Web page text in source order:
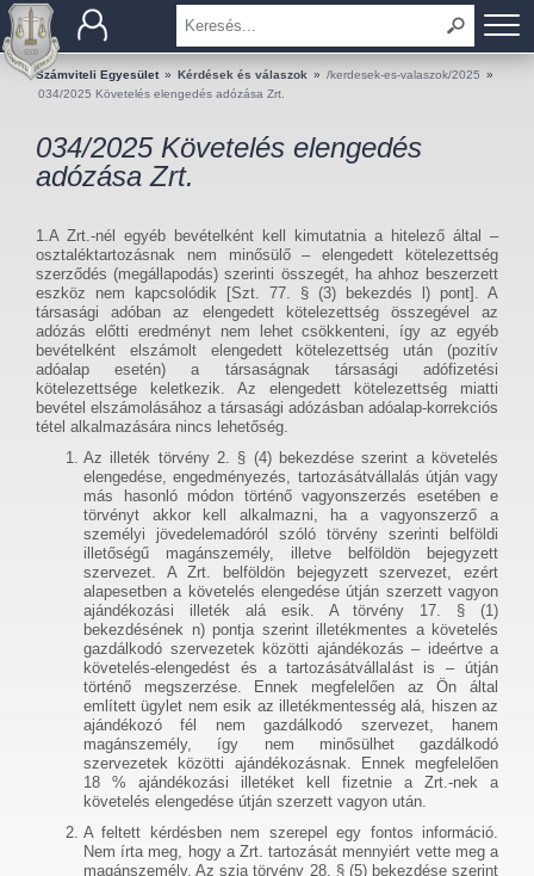
BEMUTATKOZÁS
TAGOK
OKTATÁS
KÉRDÉSEK ÉS VÁLASZOK
TUDÁSTÁR
KIADVÁNYOK
KAPCSOLAT
Számviteli Egyesület » Kérdések és válaszok » /kerdesek-es-valaszok/2025 »
034/2025 Követelés elengedés adózása Zrt.
034/2025 Követelés elengedés
adózása Zrt.
1.A Zrt.-nél egyéb bevételként kell kimutatnia a hitelező által –
osztaléktartozásnak nem minősülő – elengedett kötelezettség
szerződés (megállapodás) szerinti összegét, ha ahhoz beszerzett
eszköz nem kapcsolódik [Szt. 77. § (3) bekezdés l) pont]. A
társasági adóban az elengedett kötelezettség összegével az
adózás előtti eredményt nem lehet csökkenteni, így az egyéb
bevételként elszámolt elengedett kötelezettség után (pozitív
adóalap esetén) a társaságnak társasági adófizetési
kötelezettsége keletkezik. Az elengedett kötelezettség miatti
bevétel elszámolásához a társasági adózásban adóalap-korrekciós
tétel alkalmazására nincs lehetőség.
Az illeték törvény 2. § (4) bekezdése szerint a követelés
elengedése, engedményezés, tartozásátvállalás útján vagy
más hasonló módon történő vagyonszerzés esetében e
törvényt akkor kell alkalmazni, ha a vagyonszerző a
személyi jövedelemadóról szóló törvény szerinti belföldi
illetőségű magánszemély, illetve belföldön bejegyzett
szervezet. A Zrt. belföldön bejegyzett szervezet, ezért
alapesetben a követelés elengedése útján szerzett vagyon
ajándékozási illeték alá esik. A törvény 17. § (1)
bekezdésének n) pontja szerint illetékmentes a követelés
gazdálkodó szervezetek közötti ajándékozás – ideértve a
követelés-elengedést és a tartozásátvállalást is – útján
történő megszerzése. Ennek megfelelően az Ön által
említett ügylet nem esik az illetékmentesség alá, hiszen az
ajándékozó fél nem gazdálkodó szervezet, hanem
magánszemély, így nem minősülhet gazdálkodó
szervezetek közötti ajándékozásnak. Ennek megfelelően
18 % ajándékozási illetéket kell fizetnie a Zrt.-nek a
követelés elengedése útján szerzett vagyon után.
A feltett kérdésben nem szerepel egy fontos információ.
Nem írta meg, hogy a Zrt. tartozását mennyiért vette meg a
magánszemély. Az szja törvény 28. § (5) bekezdése szerint